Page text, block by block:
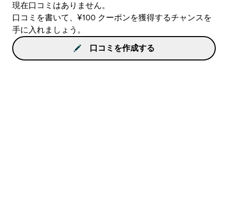
現在口コミはありません。
口コミを書いて、¥100 クーポンを獲得するチャンスを
手に入れましょう。
口コミを作成する